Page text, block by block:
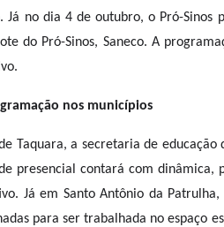
Já no dia 4 de outubro, o Pró-
do Pró-Sinos, Saneco. A
nos municípios
Taquara, a secretaria de
presencial contará com dinâmica,
Já em Santo Antônio da
para ser trabalhada no espaço